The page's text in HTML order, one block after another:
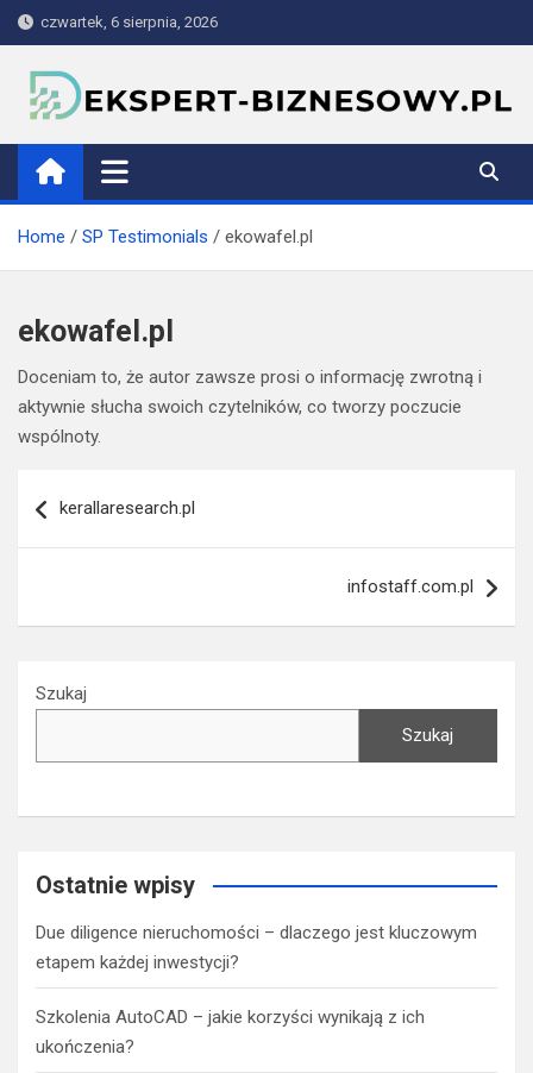
Skip
to
content
czwartek, 6 sierpnia, 2026
ekspert-biznesowy.pl
Home SP Testimonials ekowafel.pl
ekowafel.pl
Doceniam to, że autor zawsze prosi o informację zwrotną i
aktywnie słucha swoich czytelników, co tworzy poczucie
wspólnoty.
wpisu
kerallaresearch.pl
infostaff.com.pl
Szukaj
Szukaj
Ostatnie wpisy
Due diligence nieruchomości – dlaczego jest kluczowym
etapem każdej inwestycji?
Szkolenia AutoCAD – jakie korzyści wynikają z ich
ukończenia?